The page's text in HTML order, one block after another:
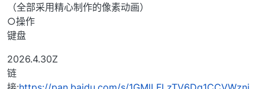
（全部采用精心制作的像素动画）
○操作
键盘
2026.4.30Z
链